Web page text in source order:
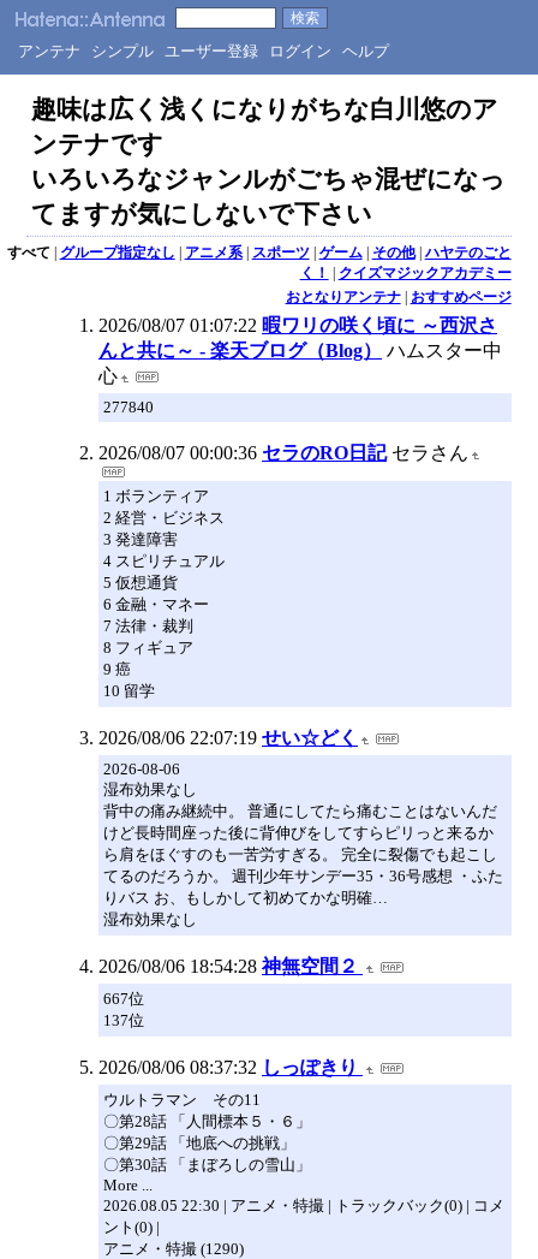
アンテナ シンプル ユーザー登録 ログイン ヘルプ
趣味は広く浅くになりがちな白川悠のア
ンテナです
いろいろなジャンルがごちゃ混ぜになっ
てますが気にしないで下さい
すべて | グループ指定なし | アニメ系| スポーツ| ゲーム| その他|ハヤテのごと
く！ | クイズマジックアカデミー
おとなりアンテナ| おすすめページ
2026/08/07 01:07:22 暇ワリの咲く頃に ～西沢さ
んと共に～ - 楽天ブログ（Blog）
ハムスター中
心
277840
2026/08/07 00:00:36 セラのRO日記 セラさん
1 ボランティア
2 経営・ビジネス
3 発達障害
4 スピリチュアル
5 仮想通貨
6 金融・マネー
7 法律・裁判
8 フィギュア
9 癌
10 留学
2026/08/06 22:07:19 せい☆どく
2026-08-06
湿布効果なし
背中の痛み継続中。 普通にしてたら痛むことはないんだ
けど長時間座った後に背伸びをしてすらピリっと来るか
ら肩をほぐすのも一苦労すぎる。 完全に裂傷でも起こし
てるのだろうか。 週刊少年サンデー35・36号感想 ・ふた
りバス お、もしかして初めてかな明確…
湿布効果なし
2026/08/06 18:54:28 神無空間２
667位
137位
2026/08/06 08:37:32 しっぽきり
ウルトラマン その11
〇第28話 「人間標本５・６」
〇第29話 「地底への挑戦」
〇第30話 「まぼろしの雪山」
More ...
2026.08.05 22:30 | アニメ・特撮 | トラックバック(0) | コメ
ント(0) |
アニメ・特撮 (1290)